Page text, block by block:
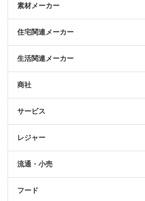
素材メーカー
住宅関連メーカー
生活関連メーカー
商社
サービス
レジャー
流通・小売
フード